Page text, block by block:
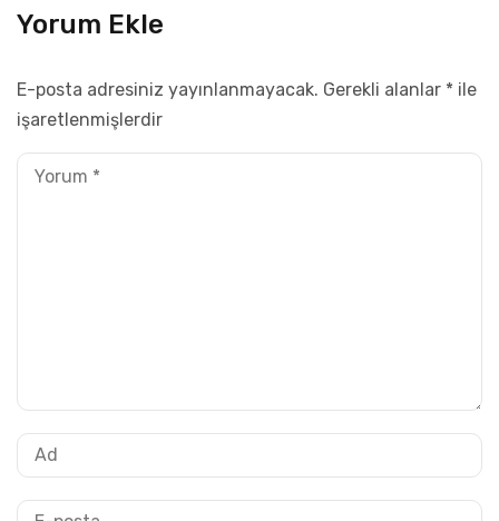
Yorum Ekle
E-posta adresiniz yayınlanmayacak. Gerekli alanlar * ile
işaretlenmişlerdir